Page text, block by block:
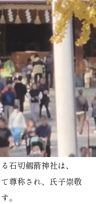
石切劔箭神社は、
尊称され、氏子崇敬
。